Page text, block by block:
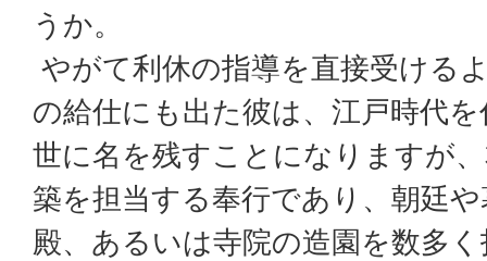
うか。
やがて利休の指導を直接受ける
の給仕にも出た彼は、江戸時代
世に名を残すことになりますが
築を担当する奉行であり、朝廷
殿、あるいは寺院の造園を数多